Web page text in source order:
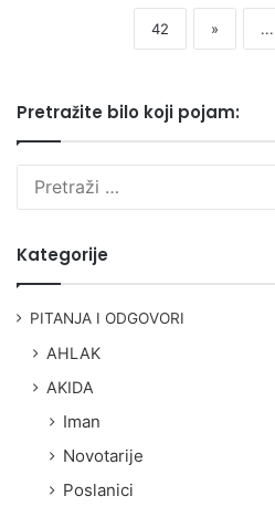
42 » ...
Pretražite bilo koji pojam:
Kategorije
PITANJA I ODGOVORI
AHLAK
AKIDA
Iman
Novotarije
Poslanici